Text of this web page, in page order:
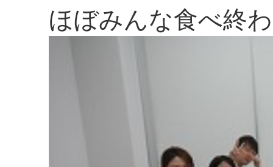
ほぼみんな食べ終